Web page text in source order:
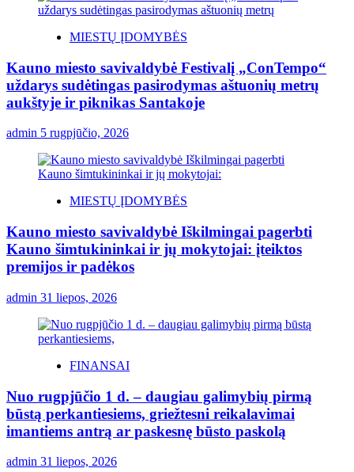
MIESTŲ ĮDOMYBĖS
Kauno miesto savivaldybė Festivalį „ConTempo“
uždarys sudėtingas pasirodymas aštuonių metrų
aukštyje ir piknikas Santakoje
admin 5 rugpjūčio, 2026
MIESTŲ ĮDOMYBĖS
Kauno miesto savivaldybė Iškilmingai pagerbti
Kauno šimtukininkai ir jų mokytojai: įteiktos
premijos ir padėkos
admin 31 liepos, 2026
FINANSAI
Nuo rugpjūčio 1 d. – daugiau galimybių pirmą
būstą perkantiesiems, griežtesni reikalavimai
imantiems antrą ar paskesnę būsto paskolą
admin 31 liepos, 2026